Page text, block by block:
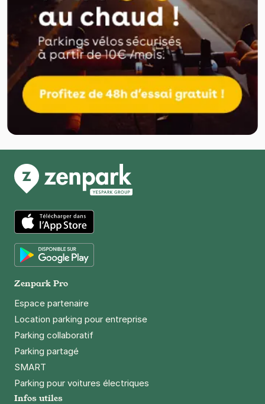
App Store
Zenpark Pro
Espace partenaire
Location parking pour entreprise
Parking collaboratif
Parking partagé
SMART
Parking pour voitures électriques
Infos utiles